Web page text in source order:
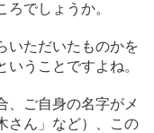
でしょうか。
いただいたものかを
うことですよね。
、ご自身の名字がメ
さん」など）、この